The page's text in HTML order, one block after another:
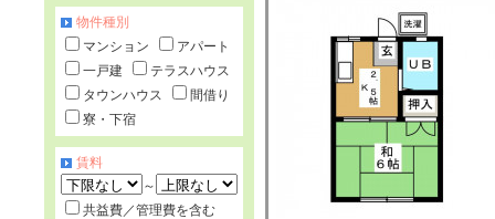
物件種別
マンション
アパート
一戸建
テラスハウス
タウンハウス
間借り
寮・下宿
賃料
～
共益費／管理費を含む